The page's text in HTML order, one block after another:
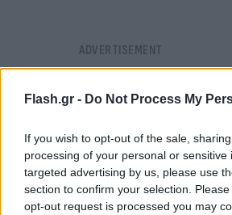
Flash.gr - Do Not Process My
If you wish to opt-out of the sale,
processing of your personal or sensitive
targeted advertising by us, please use
section to confirm your selection.
opt-out request is processed you may